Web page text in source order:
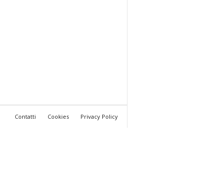
Contatti Cookies Privacy Policy